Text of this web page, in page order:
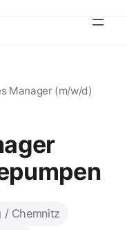
Manager (m/w/d)
/ Chemnitz